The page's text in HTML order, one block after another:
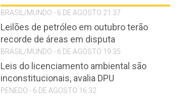
BRASIL/MUNDO - 6 DE AGOSTO 21:37
Leilões de petróleo em outubro terão
recorde de áreas em disputa
BRASIL/MUNDO - 6 DE AGOSTO 19:35
Leis do licenciamento ambiental são
inconstitucionais, avalia DPU
PENEDO - 6 DE AGOSTO 16:32